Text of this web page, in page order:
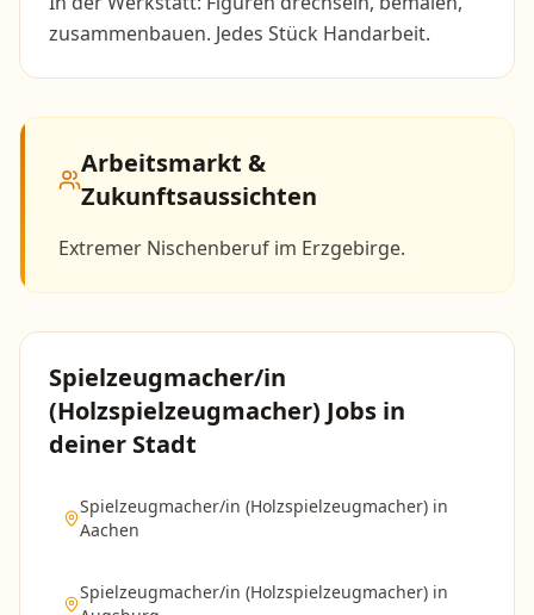
zusammenbauen. Jedes Stück Handarbeit.
Arbeitsmarkt &
Zukunftsaussichten
Extremer Nischenberuf im Erzgebirge.
Spielzeugmacher/in
(Holzspielzeugmacher) Jobs in
deiner Stadt
Spielzeugmacher/in (Holzspielzeugmacher) in
Aachen
Spielzeugmacher/in (Holzspielzeugmacher)in